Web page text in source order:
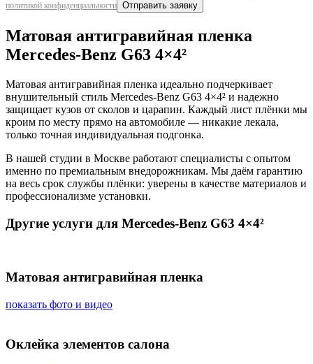
политикой конфиденциальности
Матовая антигравийная пленка
Mercedes-Benz G63 4×4²
Матовая антигравийная пленка идеально подчеркивает
внушительный стиль Mercedes-Benz G63 4×4² и надежно
защищает кузов от сколов и царапин. Каждый лист плёнки мы
кроим по месту прямо на автомобиле — никакие лекала,
только точная индивидуальная подгонка.
В нашей студии в Москве работают специалисты с опытом
именно по премиальным внедорожникам. Мы даём гарантию
на весь срок службы плёнки: уверены в качестве материалов и
профессионализме установки.
Другие услуги для Mercedes-Benz G63 4×4²
Матовая антигравийная пленка
показать фото и видео
Оклейка элементов салона